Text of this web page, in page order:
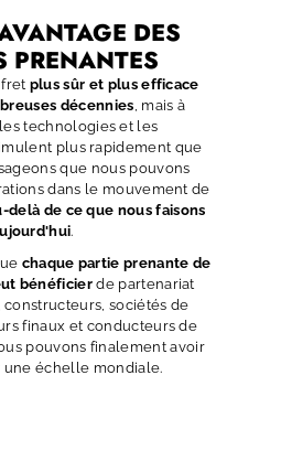
DES
PRENANTES
fret plus sûr et plus efficace
décennies , mais à
technologies et les
plus rapidement que
que nous pouvons
dans le mouvement de
delà de ce que nous faisons
.
chaque partie prenante de
bénéficier de partenariat
constructeurs, sociétés de
finaux et conducteurs de
pouvons finalement avoir
une échelle mondiale.